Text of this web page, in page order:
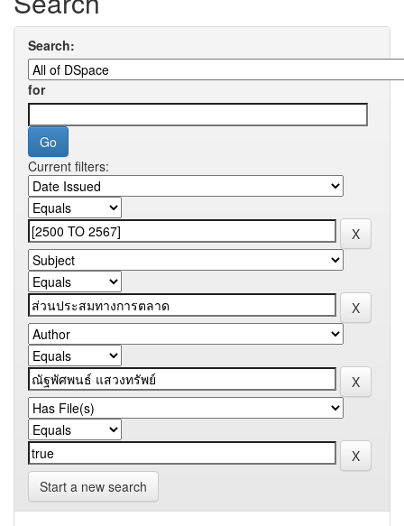
Search:
for
Current filters:
Start a new search